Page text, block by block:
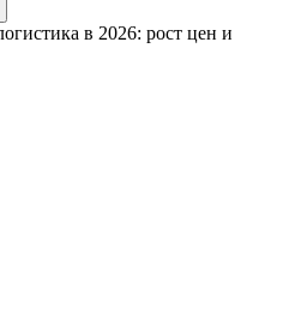
в 2026: рост цен и